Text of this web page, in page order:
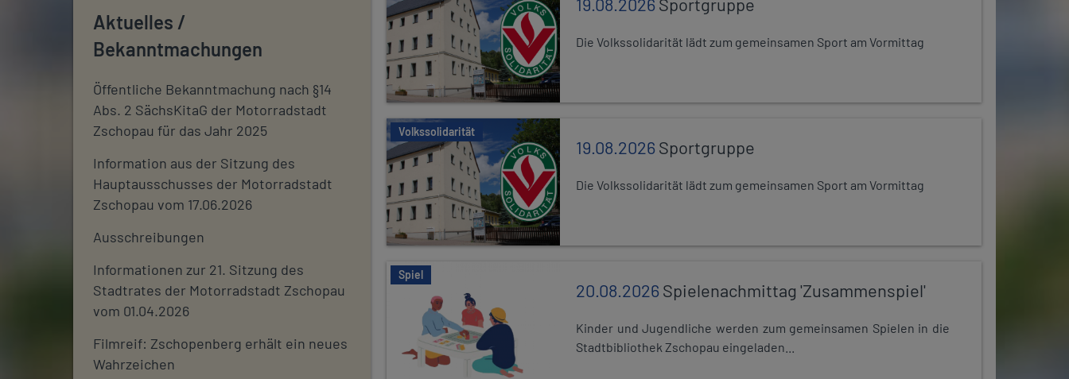
Aktuelles /
Bekanntmachungen
Öffentliche Bekanntmachung nach §14
Abs. 2 SächsKitaG der Motorradstadt
Zschopau für das Jahr 2025
Information aus der Sitzung des
Hauptausschusses der Motorradstadt
Zschopau vom 17.06.2026
Ausschreibungen
Informationen zur 21. Sitzung des
Stadtrates der Motorradstadt Zschopau
vom 01.04.2026
Filmreif: Zschopenberg erhält ein neues
Wahrzeichen
Die Volkssolidarität lädt zum gemeinsamen Sport am Vormittag
Volkssolidarität
19.08.2026Sportgruppe
Die Volkssolidarität lädt zum gemeinsamen Sport am Vormittag
Spiel
20.08.2026Spielenachmittag 'Zusammenspiel'
Kinder und Jugendliche werden zum gemeinsamen Spielen in die
Stadtbibliothek Zschopau eingeladen...